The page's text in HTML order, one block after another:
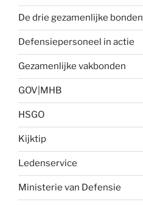
De drie gezamenlijke bonden
Defensiepersoneel in actie
Gezamenlijke vakbonden
GOV|MHB
HSGO
Kijktip
Ledenservice
Ministerie van Defensie